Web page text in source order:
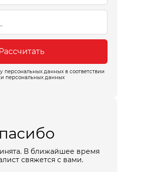
Рассчитать
персональных данных в соответствии
персональных данных
В ближайшее время
свяжется с вами.